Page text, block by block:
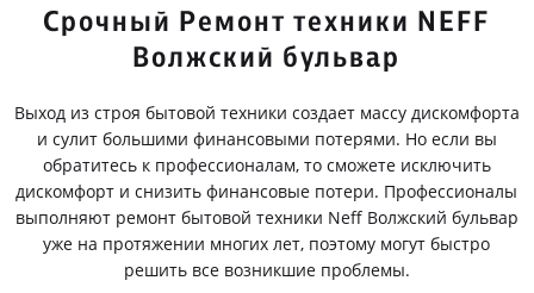
Срочный Ремонт техники NEFF
Волжский бульвар
Выход из строя бытовой техники создает массу дискомфорта
и сулит большими финансовыми потерями. Но если вы
обратитесь к профессионалам, то сможете исключить
дискомфорт и снизить финансовые потери. Профессионалы
выполняют ремонт бытовой техники Neff Волжский бульвар
уже на протяжении многих лет, поэтому могут быстро
решить все возникшие проблемы.